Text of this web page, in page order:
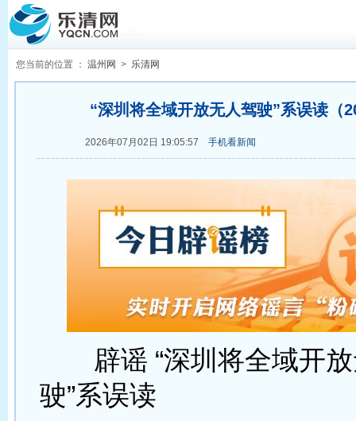
您当前的位置 ： 温州网 > 乐清网
“深圳将全域开放无人驾驶”系误读（
2026年07月02日 19:05:57 手机看新闻
辟谣 “深圳将全域开放
驶”系误读